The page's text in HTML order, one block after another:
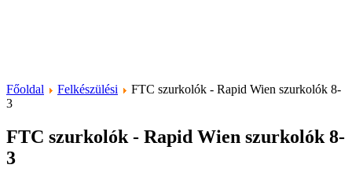
Főoldal Felkészülési
FTC szurkolók - Rapid Wien szurkolók 8-
3
FTC szurkolók - Rapid Wien szurkolók 8-
3